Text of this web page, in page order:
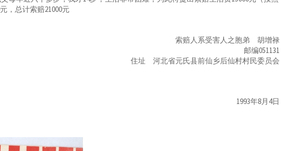
，总计索赔21000元
索赔人系受害人之胞弟 胡增禄
邮编051131
住址 河北省元氏县前仙乡后仙村村民委员会
1993年8月4日